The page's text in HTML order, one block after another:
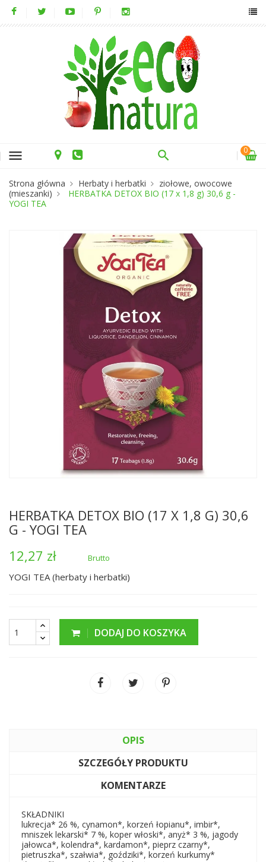
menu 0
Strona główna Herbaty i herbatki
ziołowe, owocowe
(mieszanki)
HERBATKA DETOX BIO (17 x 1,8 g) 30,6 g -
YOGI TEA
HERBATKA DETOX BIO (17 X 1,8 G) 30,6
G - YOGI TEA
12,27 zł
Brutto
YOGI TEA (herbaty i herbatki)
DODAJ DO KOSZYKA
OPIS
SZCZEGÓŁY PRODUKTU
KOMENTARZE
SKŁADNIKI
lukrecja* 26 %, cynamon*, korzeń łopianu*, imbir*,
mniszek lekarski* 7 %, koper włoski*, anyż* 3 %, jagody
jałowca*, kolendra*, kardamon*, pieprz czarny*,
pietruszka*, szałwia*, goździki*, korzeń kurkumy*